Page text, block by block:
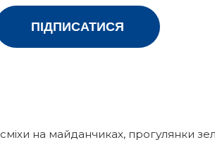
ПІДПИСАТИСЯ
сміхи на майданчиках, прогулянки